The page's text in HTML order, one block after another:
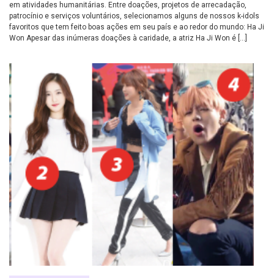
em atividades humanitárias. Entre doações, projetos de arrecadação,
patrocínio e serviços voluntários, selecionamos alguns de nossos k-idols
favoritos que tem feito boas ações em seu país e ao redor do mundo: Ha Ji
Won Apesar das inúmeras doações à caridade, a atriz Ha Ji Won é […]